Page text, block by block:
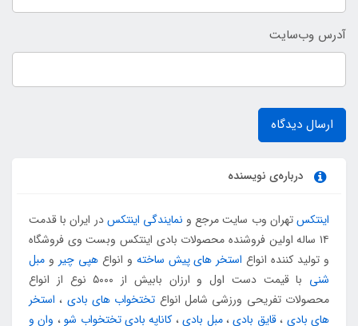
آدرس وب‌سایت
ارسال دیدگاه
درباره‌ی نویسنده
اینتکستهران وب سایت مرجع و نمایندگی اینتکسدر ایران با قدمت
۱۴ ساله اولین فروشنده محصولات بادی اینتکس وبست وی فروشگاه
و تولید کننده انواع استخر های پیش ساخته و انواعهپی چیر و مبل
شنی
با قیمت دست اول و ارزان بابیش از ۵۰۰۰ نوع از انواع
محصولات تفریحی ورزشی شامل انواع تختخواب های بادی ، استخر
های بادی ،قایق بادی،مبل بادی، کاناپه بادی تختخواب شو، وان و